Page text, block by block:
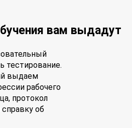
вам выдадут
тестирование.
выдаем
рабочего
протокол
об